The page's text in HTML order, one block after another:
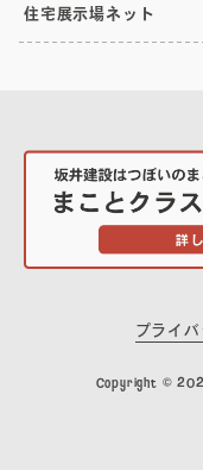
住宅展示場ネット
プライ
Copyright ©